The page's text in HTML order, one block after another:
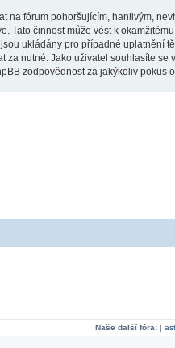
na fórum pohoršujícím, hanlivým,
Tato činnost může vést k
ukládány pro případné uplatnění
za nutné. Jako uživatel souhlasíte se
zodpovědnost za jakýkoliv
Naše další fóra:|